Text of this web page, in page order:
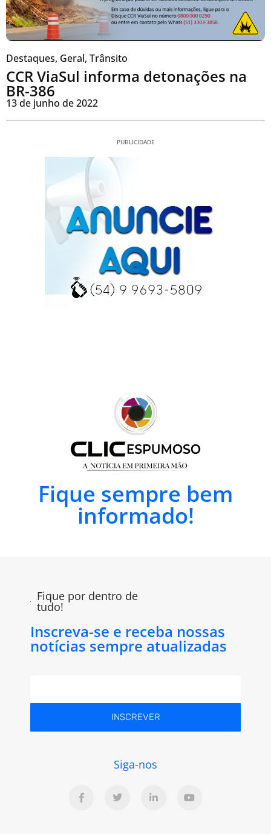
Destaques, Geral, Trânsito
CCR ViaSul informa detonações na
BR-386
13 de junho de 2022
PUBLICIDADE
Fique sempre bem
informado!
Fique por dentro de
tudo!
Inscreva-se e receba nossas
notícias sempre atualizadas
INSCREVER
Siga-nos